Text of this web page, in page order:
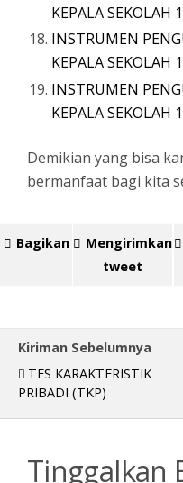
KEPALA SEKOLAH
INSTRUMEN
KEPALA SEKOLAH
INSTRUMEN
KEPALA SEKOLAH
Demikian yang bisa
bermanfaat bagi kita
Bagikan
Mengirimkan
tweet
Kiriman Sebelumnya
TES KARAKTERISTIK
PRIBADI (TKP)
Tinggalkan